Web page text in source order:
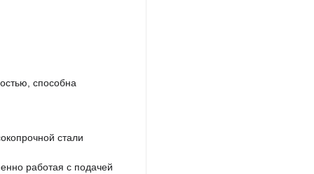
способна
стали
работая с подачей